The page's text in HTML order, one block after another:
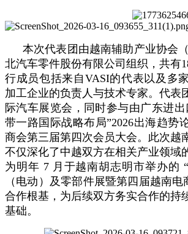
本次代表团由越南辅助产业协会
北汽车零件股份有限公司组织，共有
行成员包括来自VASI的代表以及多
加工企业的负责人与技术专家。代表
际汽车展览会，同时参与由广东进
带一路国际战略布局”2026出海趋势
商会第三届第四次会员大会。此次越
不仅深化了中越双方在相关产业领域
为明年 7 月于越南胡志明市举办的
（电动）及零部件展暨第四届越南电
合作根基，为后续双方务实合作的持
基础。